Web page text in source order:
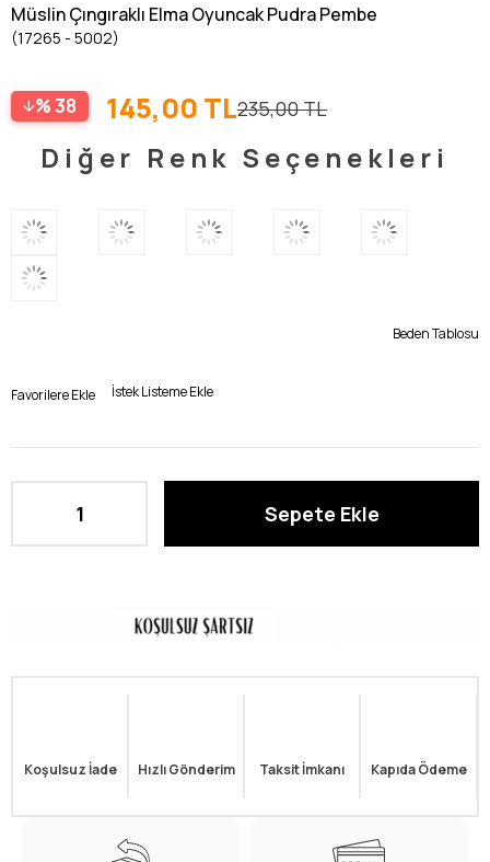
Müslin Çıngıraklı Elma Oyuncak Pudra Pembe
(17265 - 5002)
38 235,00 TL
145,00 TL
Diğer Renk Seçenekleri
Beden Tablosu
Favorilere Ekle İstek Listeme Ekle
Koşulsuz İade Hızlı Gönderim Taksit İmkanı Kapıda Ödeme